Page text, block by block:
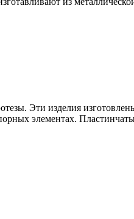
Эти изделия
элементах.